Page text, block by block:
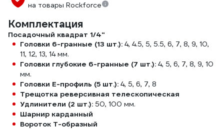
на товары Rockforce
Комплектация
Посадочный квадрат 1/4"
Головки 6-гранные (13 шт.): 4, 4.5, 5, 5.5, 6, 7, 8, 9, 10,
11, 12, 13, 14 мм.
Головки глубокие 6-гранные (7 шт.): 4, 5, 6, 7, 8, 9, 10
мм.
Головки Е-профиль (5 шт.): 4, 5, 6, 7, 8
Трещотка реверсивная телескопическая
Удлинители (2 шт.): 50, 100 мм.
Шарнир карданный
Вороток Т-образный